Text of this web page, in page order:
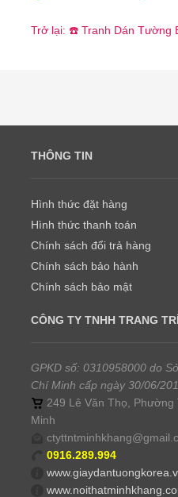
Trở lại: ☎️ Tranh Dán Tường
THÔNG TIN
Hình thức đặt hàng
Hình thức thanh toán
Chính sách đổi trả hàng
Chính sách bảo hành
Chính sách bảo mật
CÔNG TY TNHH TRANG
GPKD số: 0310958000 do
Chí Minh cấp ngày 30/06/
249 Lê Văn Thọ,
Minh
0916.289.994